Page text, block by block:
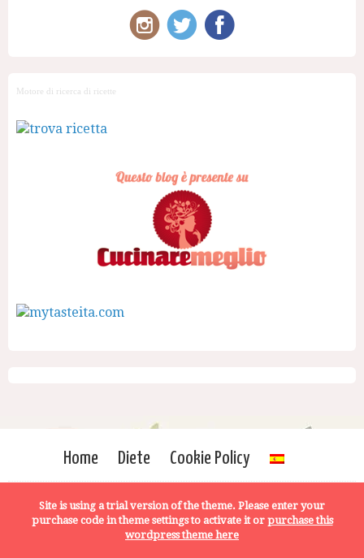
Motore di ricerca di ricette
Home Diete Cookie Policy
Site is using a trial version of the theme. Please enter your
purchase code in theme settings to activate it or purchase this
wordpress theme here